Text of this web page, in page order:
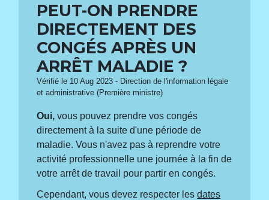
PEUT-ON PRENDRE
DIRECTEMENT DES
CONGÉS APRÈS UN
ARRÊT MALADIE ?
Vérifié le 10 Aug 2023 - Direction de l'information légale
et administrative (Première ministre)
Oui,vous pouvez prendre vos congés
directement à la suite d'une période de
maladie.Vous n'avez pas à reprendre votre
activité professionnelle une journée à la fin de
votre arrêt de travail pour partir en congés.
Cependant, vous devez respecter lesdates